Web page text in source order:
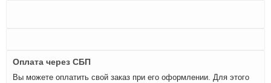
Оплата через СБП
Вы можете оплатить свой заказ при его оформлении. Для этого